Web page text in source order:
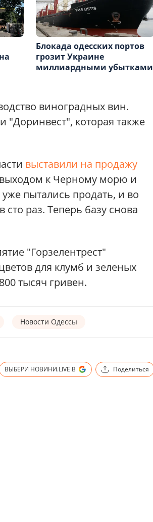
Блокада одесских портов
грозит Украине
миллиардными убытками
виноградных вин.
"Доринвест", которая также
выставили на продажу
к Черному морю и
пытались продать, и во
раз. Теперь базу снова
"Горзелентрест"
для клумб и зеленых
тысяч гривен.
Новости Одессы
ВЫБЕРИ НОВИНИ.LIVE В Поделиться